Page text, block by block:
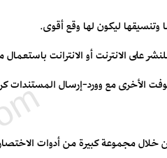
ليكون لها وقع أقوى.
على الانترنت أو الانترانت
الأخرى مع وورد-إرسال المستندات
خلال مجموعة كبيرة من أدوات